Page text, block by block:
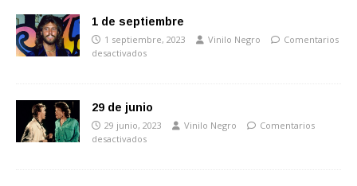
1 de septiembre
1 septiembre, 2023 Vinilo Negro
Comentarios
desactivados
29 de junio
29 junio, 2023 Vinilo Negro
Comentarios
desactivados